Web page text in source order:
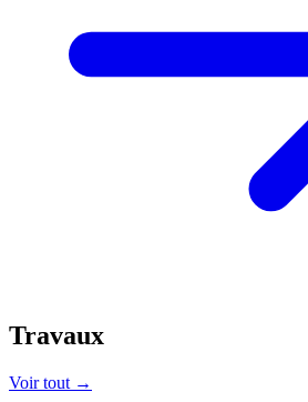
Travaux
Voir tout →